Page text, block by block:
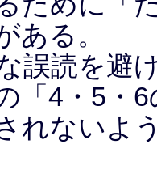
ある。
誤読を避
「4・5・
れないよ